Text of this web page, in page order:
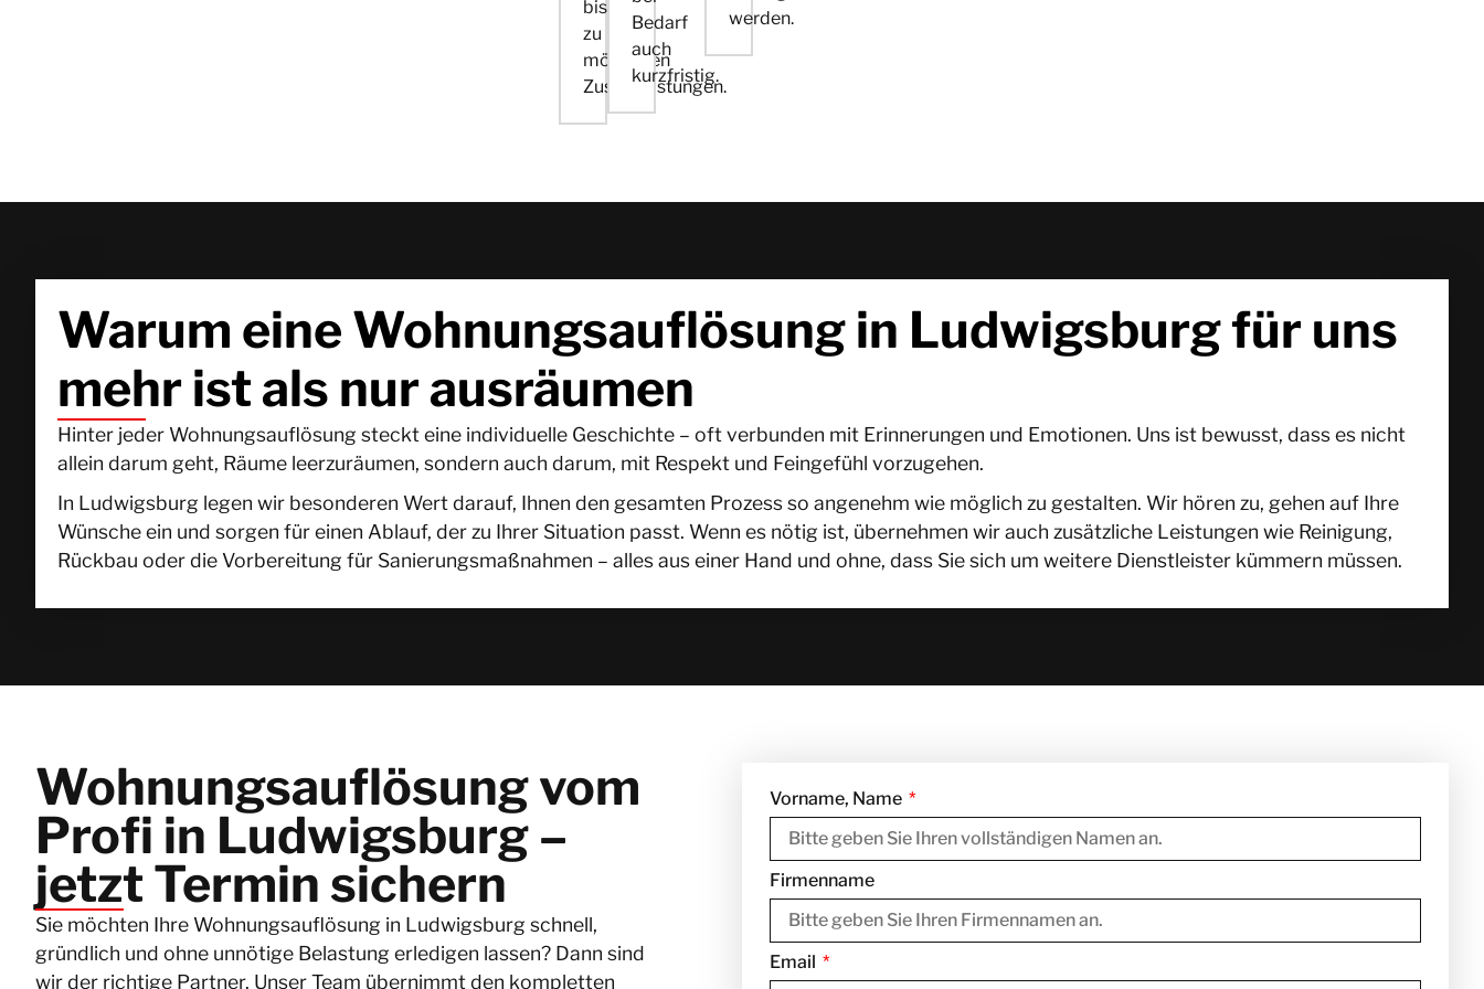
bis
zu
möglichen
Zusatzleistungen.
Bedarf
auch
kurzfristig.
werden.
Warum eine Wohnungsauflösung in Ludwigsburg für uns
mehr ist als nur ausräumen
Hinter jeder Wohnungsauflösung steckt eine individuelle Geschichte – oft verbunden mit Erinnerungen und Emotionen. Uns ist bewusst, dass es nicht
allein darum geht, Räume leerzuräumen, sondern auch darum, mit Respekt und Feingefühl vorzugehen.
In Ludwigsburg legen wir besonderen Wert darauf, Ihnen den gesamten Prozess so angenehm wie möglich zu gestalten. Wir hören zu, gehen auf Ihre
Wünsche ein und sorgen für einen Ablauf, der zu Ihrer Situation passt. Wenn es nötig ist, übernehmen wir auch zusätzliche Leistungen wie Reinigung,
Rückbau oder die Vorbereitung für Sanierungsmaßnahmen – alles aus einer Hand und ohne, dass Sie sich um weitere Dienstleister kümmern müssen.
Wohnungsauflösung vom
Profi in Ludwigsburg –
jetzt Termin sichern
Sie möchten Ihre Wohnungsauflösung in Ludwigsburg schnell,
gründlich und ohne unnötige Belastung erledigen lassen? Dann sind
wir der richtige Partner. Unser Team übernimmt den kompletten
Vorname, Name
Firmenname
Email